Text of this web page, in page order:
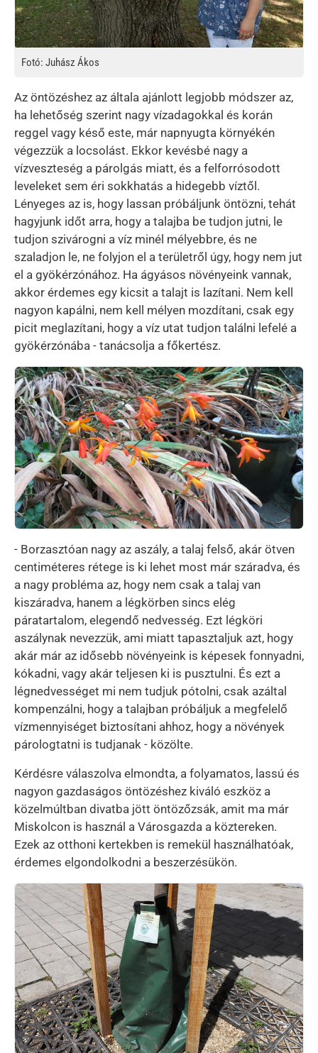
Fotó: Juhász Ákos
Az öntözéshez az általa ajánlott legjobb módszer az,
ha lehetőség szerint nagy vízadagokkal és korán
reggel vagy késő este, már napnyugta környékén
végezzük a locsolást. Ekkor kevésbé nagy a
vízveszteség a párolgás miatt, és a felforrósodott
leveleket sem éri sokkhatás a hidegebb víztől.
Lényeges az is, hogy lassan próbáljunk öntözni, tehát
hagyjunk időt arra, hogy a talajba be tudjon jutni, le
tudjon szivárogni a víz minél mélyebbre, és ne
szaladjon le, ne folyjon el a területről úgy, hogy nem jut
el a gyökérzónához. Ha ágyásos növényeink vannak,
akkor érdemes egy kicsit a talajt is lazítani. Nem kell
nagyon kapálni, nem kell mélyen mozdítani, csak egy
picit meglazítani, hogy a víz utat tudjon találni lefelé a
gyökérzónába - tanácsolja a főkertész.
Kép
- Borzasztóan nagy az aszály, a talaj felső, akár ötven
centiméteres rétege is ki lehet most már száradva, és
a nagy probléma az, hogy nem csak a talaj van
kiszáradva, hanem a légkörben sincs elég
páratartalom, elegendő nedvesség. Ezt légköri
aszálynak nevezzük, ami miatt tapasztaljuk azt, hogy
akár már az idősebb növényeink is képesek fonnyadni,
kókadni, vagy akár teljesen ki is pusztulni. És ezt a
légnedvességet mi nem tudjuk pótolni, csak azáltal
kompenzálni, hogy a talajban próbáljuk a megfelelő
vízmennyiséget biztosítani ahhoz, hogy a növények
párologtatni is tudjanak - közölte.
Kérdésre válaszolva elmondta, a folyamatos, lassú és
nagyon gazdaságos öntözéshez kiváló eszköz a
közelmúltban divatba jött öntözőzsák, amit ma már
Miskolcon is használ a Városgazda a köztereken.
Ezek az otthoni kertekben is remekül használhatóak,
érdemes elgondolkodni a beszerzésükön.
Kép